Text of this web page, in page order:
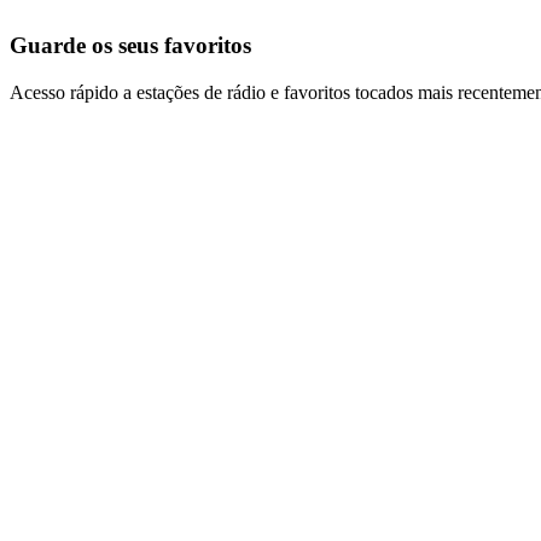
Guarde os seus favoritos
Acesso rápido a estações de rádio e favoritos tocados mais